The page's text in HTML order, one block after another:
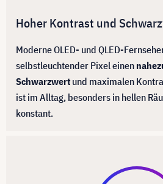
Hoher Kontrast und
Moderne OLED- und QLED-
selbstleuchtender Pixel einen
Schwarzwert und maximalen
ist im Alltag, besonders in hellen
konstant.